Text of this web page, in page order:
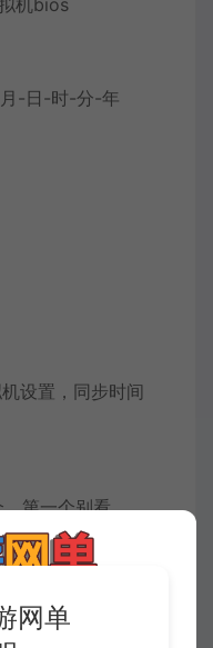
机bios
-日-时-分-年
设置，同步时间
第一个别看
article/details/
点赞 ( )
网单